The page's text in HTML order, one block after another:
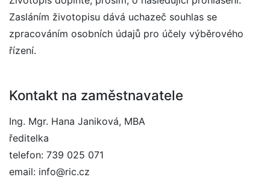
Zasláním životopisu dává uchazeč souhlas se
zpracováním osobních údajů pro účely výběrového
řízení.
Kontakt na zaměstnavatele
Ing. Mgr. Hana Janiková, MBA
ředitelka
telefon: 739 025 071
email: info@ric.cz